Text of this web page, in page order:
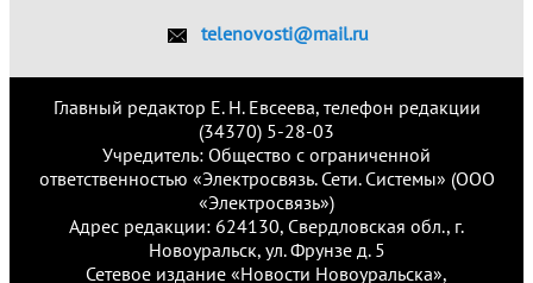
telenovosti@mail.ru
Главный редактор Е. Н. Евсеева, телефон редакции
(34370) 5-28-03
Учредитель: Общество с ограниченной
ответственностью «Электросвязь. Сети. Системы» (ООО
«Электросвязь»)
Адрес редакции: 624130, Свердловская обл., г.
Новоуральск, ул. Фрунзе д. 5
Сетевое издание «Новости Новоуральска»,